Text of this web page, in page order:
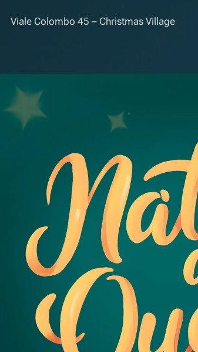
Viale Colombo 45 – Christmas Village